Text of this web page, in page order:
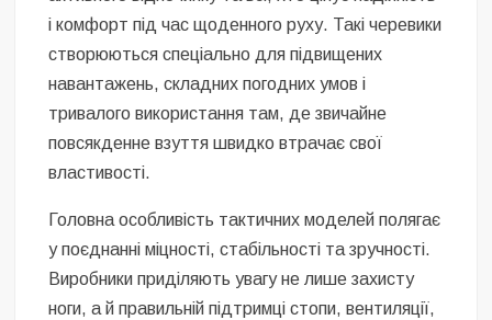
і комфорт під час щоденного руху. Такі черевики
створюються спеціально для підвищених
навантажень, складних погодних умов і
тривалого використання там, де звичайне
повсякденне взуття швидко втрачає свої
властивості.
Головна особливість тактичних моделей полягає
у поєднанні міцності, стабільності та зручності.
Виробники приділяють увагу не лише захисту
ноги, а й правильній підтримці стопи, вентиляції,